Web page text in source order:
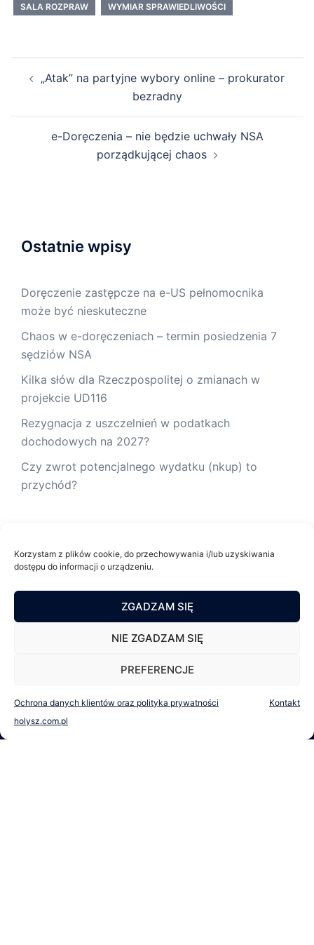
Korzystam z plików cookie, do przechowywania i/lub uzyskiwania
dostępu do informacji o urządzeniu.
ZGADZAM SIĘ
NIE ZGADZAM SIĘ
PREFERENCJE
Ochrona danych klientów oraz polityka prywatności
holysz.com.pl
Kontakt
SALA ROZPRAW
WYMIAR SPRAWIEDLIWOŚCI
wpisu„Atak” na partyjne wybory online – prokurator
bezradny
e-Doręczenia – nie będzie uchwały NSA
porządkującej chaos
Ostatnie wpisy
Doręczenie zastępcze na e-US pełnomocnika
może być nieskuteczne
Chaos w e-doręczeniach – termin posiedzenia 7
sędziów NSA
Kilka słów dla Rzeczpospolitej o zmianach w
projekcie UD116
Rezygnacja z uszczelnień w podatkach
dochodowych na 2027?
Czy zwrot potencjalnego wydatku (nkup) to
przychód?
Mateusz Hołysz radca prawny
pl. Kościuszki 2, 32-020 Wieliczka
NIP 6762016853, REGON 120707407